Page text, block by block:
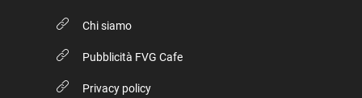
Chi siamo
Pubblicità FVG Cafe
Privacy policy